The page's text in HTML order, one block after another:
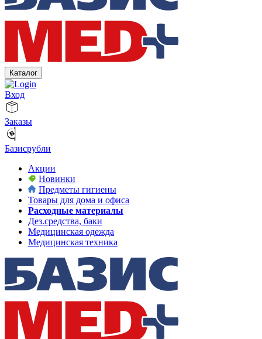
Каталог
Вход
Заказы
Базисрубли
Акции
Новинки
Предметы гигиены
Товары для дома и офиса
Расходные материалы
Дез.средства, баки
Медицинская одежда
Медицинская техника